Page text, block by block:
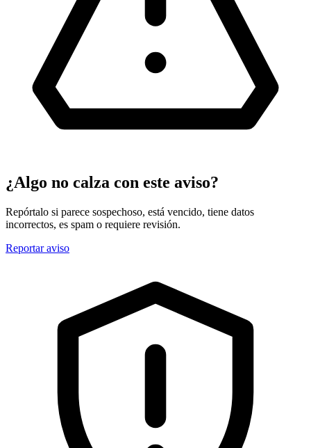
¿Algo no calza con este aviso?
Repórtalo si parece sospechoso, está vencido, tiene datos
incorrectos, es spam o requiere revisión.
Reportar aviso